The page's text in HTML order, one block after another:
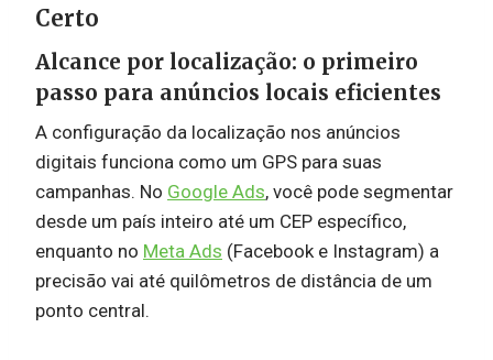
Certo
Alcance por localização: o primeiro
passo para anúncios locais eficientes
A configuração da localização nos anúncios
digitais funciona como um GPS para suas
campanhas. No Google Ads, você pode segmentar
desde um país inteiro até um CEP específico,
enquanto no Meta Ads (Facebook e Instagram) a
precisão vai até quilômetros de distância de um
ponto central.